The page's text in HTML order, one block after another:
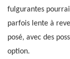
fulgurantes
parfois lente à
posé, avec des
option.